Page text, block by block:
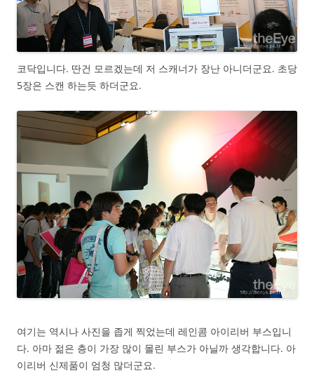
코닥입니다. 딴건 모르겠는데 저 스캐너가 장난 아니더군요. 초당
5장은 스캔 하는듯 하더군요.
여기는 역시나 사진을 좁게 찍었는데 레인콤 아이리버 부스입니
다. 아마 젊은 층이 가장 많이 몰린 부스가 아닐까 생각합니다. 아
이리버 신제품이 엄청 많더군요.